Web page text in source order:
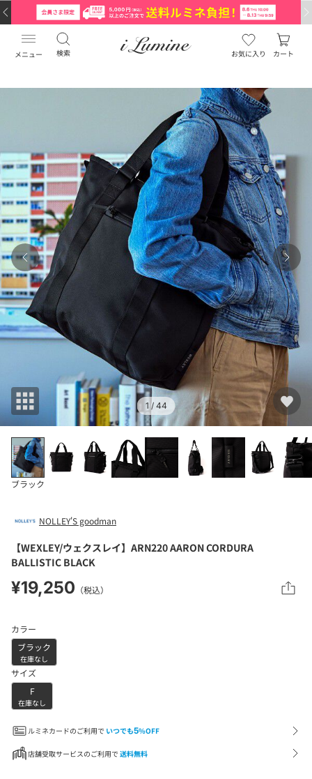
メニュー 検索 お気に入り カート
1 / 44
ブラック
NOLLEY'S goodman
【WEXLEY/ウェクスレイ】ARN220 AARON CORDURA
BALLISTIC BLACK
¥19,250 （税込）
カラー
ブラック
在庫なし
サイズ
F
在庫なし
ルミネカードのご利用で いつでも5%OFF
店舗受取サービスのご利用で 送料無料